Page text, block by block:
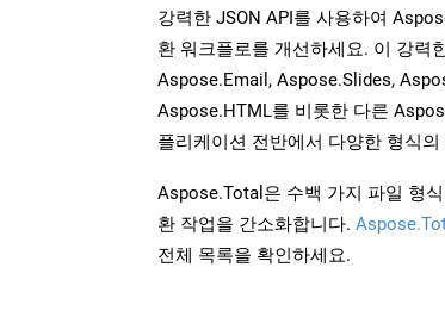
강력한 JSON API를 사용하여
환 워크플로를 개선하세요. 이 강력
Aspose.Email, Aspose.Slides,
Aspose.HTML를 비롯한 다른
플리케이션 전반에서 다양한 형식
Aspose.Total은 수백 가지 파일 형
환 작업을 간소화합니다.
전체 목록을 확인하세요.